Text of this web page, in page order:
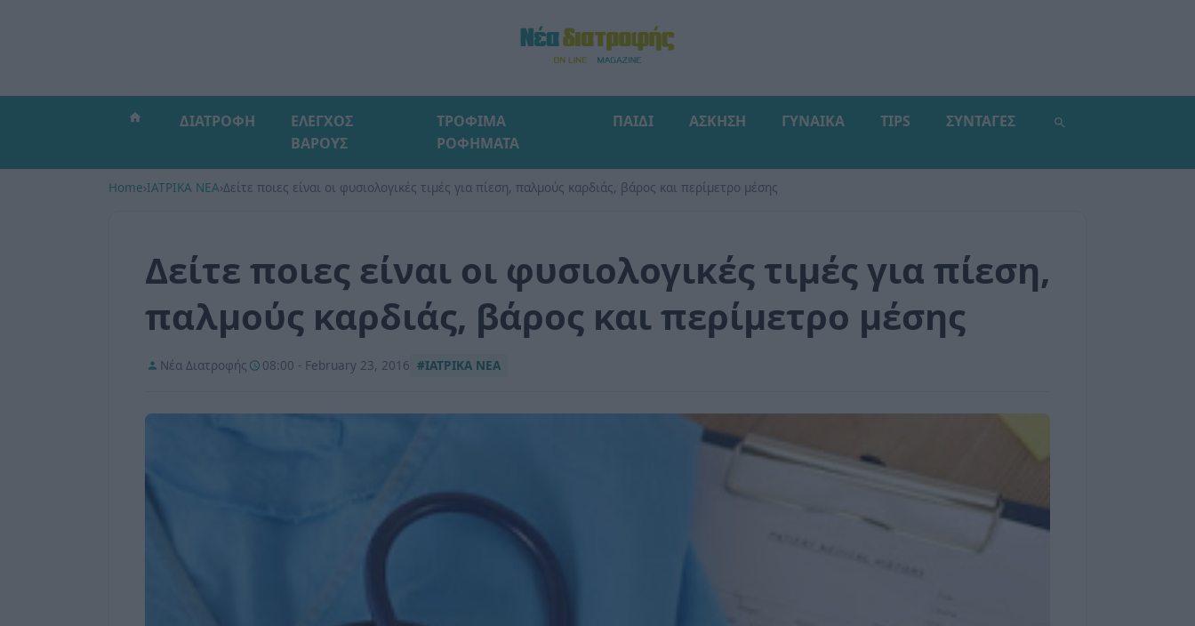
ΔΙΑΤΡΟΦΗ
ΕΛΕΓΧΟΣ
ΒΑΡΟΥΣ
ΤΡΟΦΙΜΑ
ΡΟΦΗΜΑΤΑ
ΠΑΙΔΙ ΑΣΚΗΣΗ ΓΥΝΑΙΚΑ TIPS ΣΥΝΤΑΓΕΣ
Home›ΙΑΤΡΙΚΑ ΝΕΑ›Δείτε ποιες είναι οι φυσιολογικές τιμές για πίεση, παλμούς καρδιάς, βάρος και περίμετρο μέσης
Δείτε ποιες είναι οι φυσιολογικές τιμές για πίεση,
παλμούς καρδιάς, βάρος και περίμετρο μέσης
Νέα Διατροφής 08:00 - February 23, 2016 #ΙΑΤΡΙΚΑ ΝΕΑ